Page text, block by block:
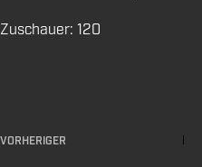
Zuschauer: 120
VORHERIGER